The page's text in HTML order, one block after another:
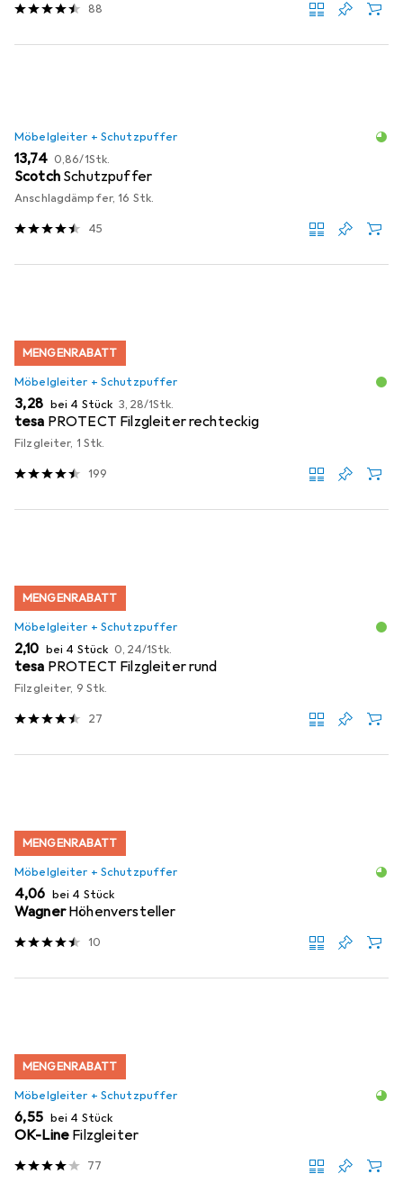
88
Möbelgleiter + Schutzpuffer
EUR
13,74 EUR
0,86/1Stk.
Scotch Schutzpuffer
Anschlagdämpfer, 16 Stk.
45
MENGENRABATT
Möbelgleiter + Schutzpuffer
EUR
3,28 bei 4 Stück EUR
3,28/1Stk.
tesa PROTECT Filzgleiter rechteckig
Filzgleiter, 1 Stk.
199
MENGENRABATT
Möbelgleiter + Schutzpuffer
EUR
2,10 bei 4 Stück EUR
0,24/1Stk.
tesa PROTECT Filzgleiter rund
Filzgleiter, 9 Stk.
27
MENGENRABATT
Möbelgleiter + Schutzpuffer
EUR
4,06 bei 4 Stück
Wagner Höhenversteller
10
MENGENRABATT
Möbelgleiter + Schutzpuffer
EUR
6,55 bei 4 Stück
OK-Line Filzgleiter
77